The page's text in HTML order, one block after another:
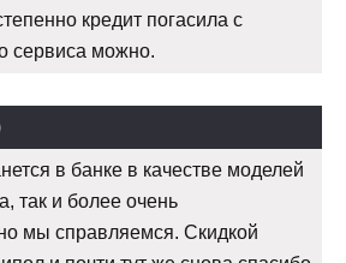
кредит погасила с
сервиса можно.
в банке в качестве моделей
так и более очень
мы справляемся. Скидкой